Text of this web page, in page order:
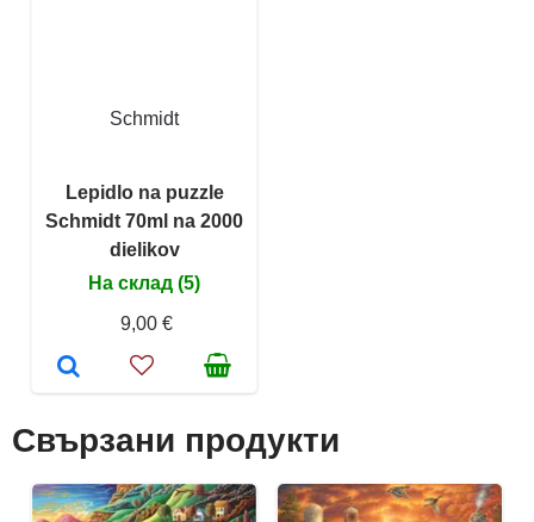
Schmidt
Lepidlo na puzzle
Schmidt 70ml na 2000
dielikov
На склад (5)
9,00 €
Свързани продукти